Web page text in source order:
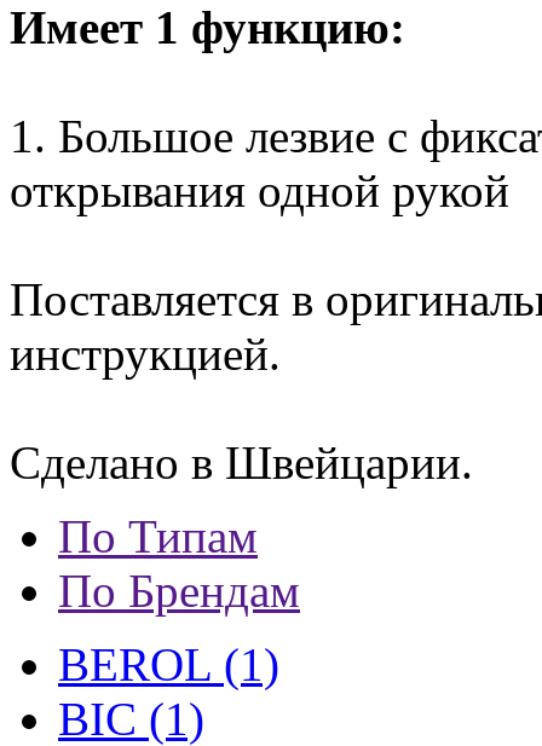
Имеет 1 функцию:
1. Большое лезвие с
открывания одной рукой
Поставляется в
инструкцией.
Сделано в Швейцарии.
По Типам
По Брендам
BEROL (1)
BIC (1)